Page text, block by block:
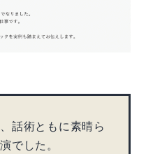
話術ともに素晴ら
でした。